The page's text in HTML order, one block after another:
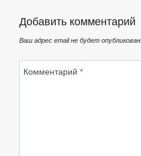
Добавить комментарий
Ваш адрес email не будет опубликован.
Комментарий *